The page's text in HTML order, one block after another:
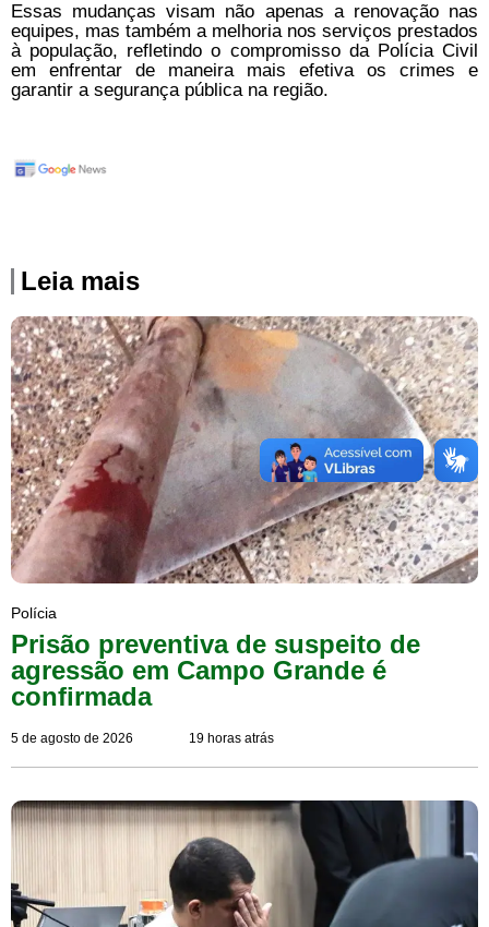
Essas mudanças visam não apenas a renovação nas
equipes, mas também a melhoria nos serviços prestados
à população, refletindo o compromisso da Polícia Civil
em enfrentar de maneira mais efetiva os crimes e
garantir a segurança pública na região.
Leia mais
Polícia
Prisão preventiva de suspeito de
agressão em Campo Grande é
confirmada
5 de agosto de 2026 19 horas atrás